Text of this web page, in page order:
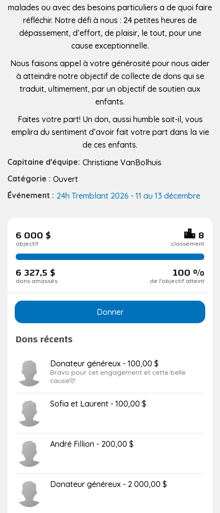
malades ou avec des besoins particuliers a de quoi faire
réfléchir. Notre défi à nous : 24 petites heures de
dépassement, d’effort, de plaisir, le tout, pour une
cause exceptionnelle.
Nous faisons appel à votre générosité pour nous aider
à atteindre notre objectif de collecte de dons qui se
traduit, ultimement, par un objectif de soutien aux
enfants.
Faites votre part! Un don, aussi humble soit-il, vous
emplira du sentiment d’avoir fait votre part dans la vie
de ces enfants.
Capitaine d'équipe: Christiane VanBolhuis
Catégorie : Ouvert
Événement : 24h Tremblant 2026 - 11 au 13 décembre
6 000 $
objectif 8
classement
6 327,5 $
dons amassés 100 %
de l'objectif atteint
Donner
Dons récents
Donateur généreux - 100,00 $
Bravo pour cet engagement et cette belle
cause🩷
Sofia et Laurent - 100,00 $
André Fillion - 200,00 $
Donateur généreux - 2 000,00 $